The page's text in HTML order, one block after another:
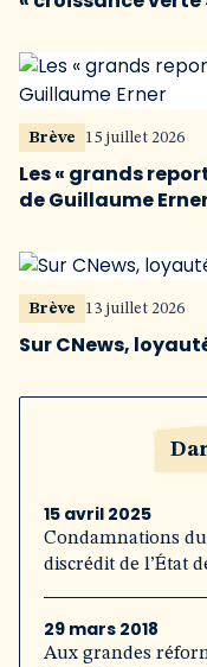
Brève 15 juillet 2026
Les « grands
de Guillaume
Brève 13 juillet 2026
Sur CNews,
15 avril 2025
Condamnations
discrédit de l’État
29 mars 2018
Aux grandes